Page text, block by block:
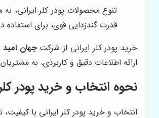
تنوع محصولات پودر کلر ایرانی،
قدرت گندزدایی قوی، برای
خرید پودر کلر ایرانی از شرکتجهان امید
ارائه اطلاعات دقیق و کاربردی، به
نحوه انتخاب و خرید پودر
انتخاب و خرید پودر کلر ایرانی با